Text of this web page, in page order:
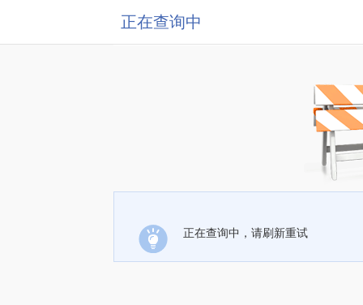
正在查询中
正在查询中，请刷新重试